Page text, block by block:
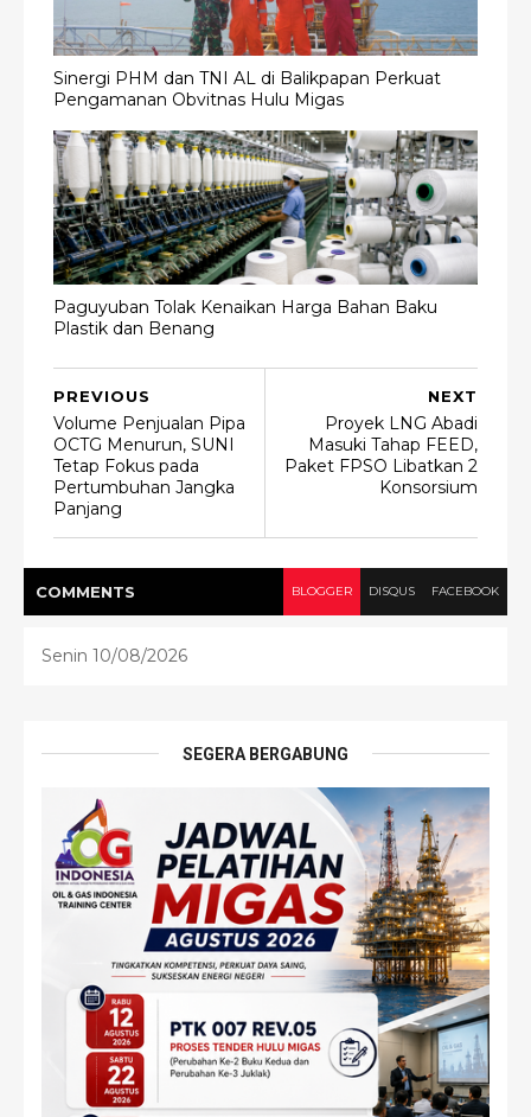
Sinergi PHM dan TNI AL di Balikpapan Perkuat
Pengamanan Obvitnas Hulu Migas
Paguyuban Tolak Kenaikan Harga Bahan Baku
Plastik dan Benang
NEXT
Proyek LNG Abadi
Masuki Tahap FEED,
Paket FPSO Libatkan 2
Konsorsium
PREVIOUS
Volume Penjualan Pipa
OCTG Menurun, SUNI
Tetap Fokus pada
Pertumbuhan Jangka
Panjang
COMMENTS BLOGGER DISQUS FACEBOOK
Senin 10/08/2026
SEGERA BERGABUNG